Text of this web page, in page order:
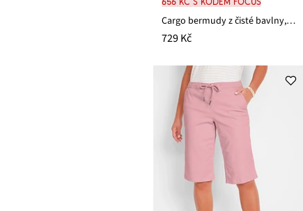
Cargo bermudy z čisté bavlny, Loose Fit
729 Kč